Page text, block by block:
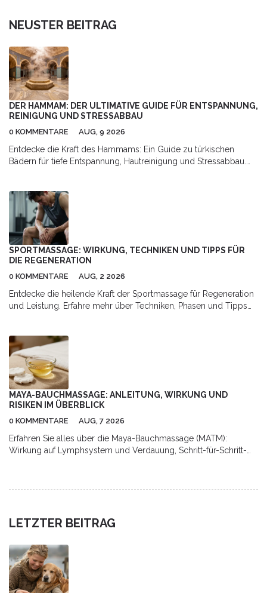
NEUSTER BEITRAG
DER HAMMAM: DER ULTIMATIVE GUIDE FÜR ENTSPANNUNG,
REINIGUNG UND STRESSABBAU
0 KOMMENTARE AUG, 9 2026
Entdecke die Kraft des Hammams: Ein Guide zu türkischen
Bädern für tiefe Entspannung, Hautreinigung und Stressabbau.
SPORTMASSAGE: WIRKUNG, TECHNIKEN UND TIPPS FÜR
DIE REGENERATION
0 KOMMENTARE AUG, 2 2026
Entdecke die heilende Kraft der Sportmassage für Regeneration
und Leistung. Erfahre mehr über Techniken, Phasen und Tipps
MAYA-BAUCHMASSAGE: ANLEITUNG, WIRKUNG UND
RISIKEN IM ÜBERBLICK
0 KOMMENTARE AUG, 7 2026
Erfahren Sie alles über die Maya-Bauchmassage (MATM):
Wirkung auf Lymphsystem und Verdauung, Schritt-für-Schritt-
LETZTER BEITRAG